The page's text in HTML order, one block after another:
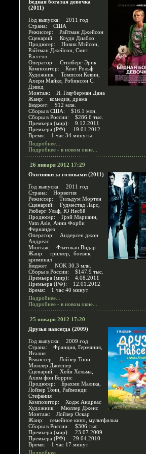
Бедная богатая девочка
(2011)
Год выпуска: 2011 год
Страна: США
Режиссер: Райтман Джейсон
Сценарий: Коуди Диабло
Продюсер: Новик Мэйсон,
Райтман Джейсон, Смит
Расселл
Оператор: Стилберг Эрик
Композитор: Кент Рольф
Художник: Томпсон Кевин,
Ахерн Майкл, Робинсон С.
Дэвид
Монтаж: И. Глауберман Дана
Жанр: комедия, драма
Бюджет: $12 млн.
Сборы в США: $16.1 млн.
Сборы в России: $286.6 тыс.
Премьера (мир): 9.12.2011
Премьера (РФ): 19.01.2012
Время: 1 час 34 минуты
Подробнее...
Подробнее - в новом окне...
26 января 2012 17:29
Охотники за головами (2011)
Год выпуска: 2011 год
Страна: Норвегия
Режиссер: Тильдум Мортен
Сценарий: Гудместад Ларс,
Рюберг Ульф, Ю Несбё
Продюсер: Грэй Марианн,
Vatn Asle, Анни Форби
Фернандез
Оператор: Андерсен джон
Андреас
Монтаж: Флатокан Видар
Жанр: триллер, боевик,
криминал
Бюджет NOK 30.3 млн.
Сборы в России: $147.9 тыс.
Премьера (мир): 4.08.2011
Премьера (РФ): 12.01.2012
Время: 1 час 40 минут
Подробнее...
Подробнее - в новом окне...
25 января 2012 17:20
Друзья навсегда (2009)
Год выпуска: 2009 год
Страна: Франция, Германия,
Италия
Режиссер: Лойзер Тони,
Мюллер Джеспер
Сценарий: Хейн Хельма,
Ахим фон Боррис
Продюсер: Брахми Малика,
Лойзер Тони, Раймонди
Стефания
Композитор: Ходж Андреас
Художник: Мюллер Дженс
Монтаж: Лойзер Оскар
Жанр: семейное кино, мультфильм
Сборы в России: $306 тыс.
Премьера (мир): 23.07.2009
Премьера (РФ): 29.04.2010
Время: 1 час 17 минут
Подробнее...